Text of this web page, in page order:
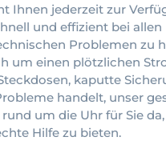
Ihnen jederzeit zur
und effizient bei allen
Problemen zu
um einen plötzlichen
kaputte
handelt, unser
um die Uhr für Sie
Hilfe zu bieten.